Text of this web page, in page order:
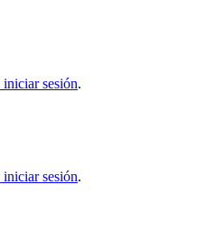
iniciar sesión.
iniciar sesión.